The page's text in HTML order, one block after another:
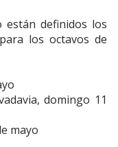
definidos los
los octavos de
domingo 11
mayo